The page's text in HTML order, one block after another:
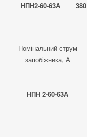
НПН2-60-63А
380
Номінальний струм
запобіжника, А
НПН 2-60-63А